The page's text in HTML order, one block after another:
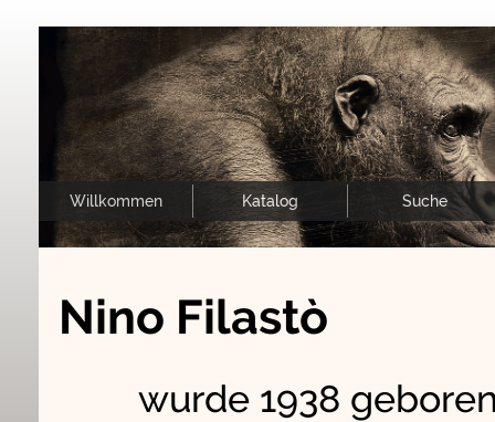
Willkommen Katalog Suche
Nino Filastò
wurde 1938